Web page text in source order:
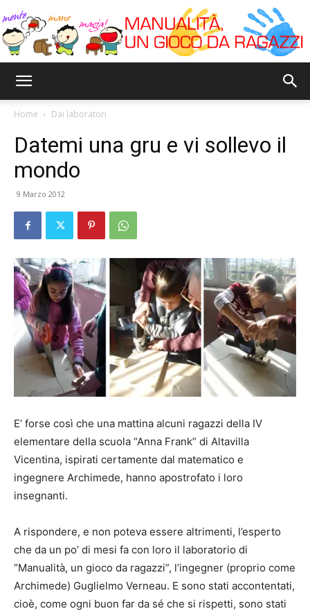
Home Dai laboratori
Datemi una gru e vi sollevo il
mondo
9 Marzo 2012
E’ forse così che una mattina alcuni ragazzi della IV
elementare della scuola “Anna Frank” di Altavilla
Vicentina, ispirati certamente dal matematico e
ingegnere Archimede, hanno apostrofato i loro
insegnanti.
A rispondere, e non poteva essere altrimenti, l’esperto
che da un po’ di mesi fa con loro il laboratorio di
“Manualità, un gioco da ragazzi”, l’ingegner (proprio come
Archimede) Guglielmo Verneau. E sono stati accontentati,
cioè, come ogni buon far da sé che si rispetti, sono stati